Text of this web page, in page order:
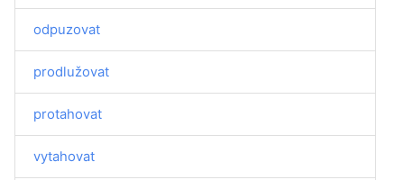
odpuzovat
prodlužovat
protahovat
vytahovat